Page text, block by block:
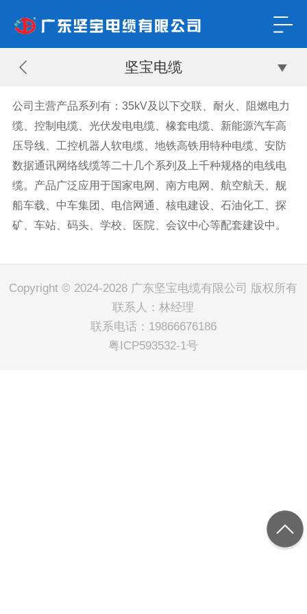
坚宝电缆
公司主营产品系列有：35kV及以下交联、耐火、阻燃电力
缆、控制电缆、光伏发电电缆、橡套电缆、新能源汽车高
压导线、工控机器人软电缆、地铁高铁用特种电缆、安防
数据通讯网络线缆等二十几个系列及上千种规格的电线电
缆。产品广泛应用于国家电网、南方电网、航空航天、舰
船车载、中车集团、电信网通、核电建设、石油化工、探
矿、车站、码头、学校、医院、会议中心等配套建设中。
Copyright © 2024-2028 广东坚宝电缆有限公司 版权所有
联系人：林经理
联系电话：19866676186
粤ICP593532-1号